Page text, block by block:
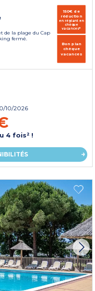
de la plage du Cap
fermé.
150€ de
réduction
en réglant en
chèque
vacances*
Bon plan
chèque
vacances
10/2026
4 fois² !